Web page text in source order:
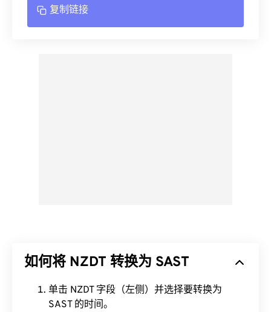
复制链接
如何将 NZDT 转换为 SAST
单击 NZDT 字段（左侧）并选择要转换为
SAST 的时间。